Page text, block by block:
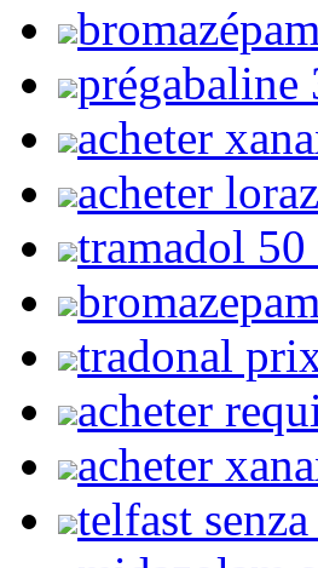
prégabaline
acheter
acheter
tramadol 50
tradonal
acheter
acheter
telfast